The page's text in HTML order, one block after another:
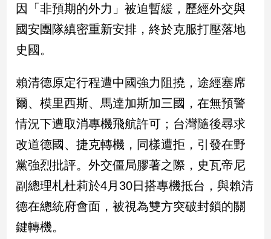
點
觀
岸/
國
際
社
會/
方
新
冠
病
因「非預期的外力」被迫暫緩，歷經外交與
國安團隊縝密重新安排，終於克服打壓落地
史國。
賴清德原定行程遭中國強力阻撓，途經塞席
爾、模里西斯、馬達加斯加三國，在無預警
情況下遭取消專機飛航許可；台灣隨後尋求
改道德國、捷克轉機，同樣遭拒，引發在野
黨強烈批評。外交僵局膠著之際，史瓦帝尼
副總理札杜莉於4月30日搭專機抵台，與賴清
德在總統府會面，被視為雙方突破封鎖的關
鍵轉機。